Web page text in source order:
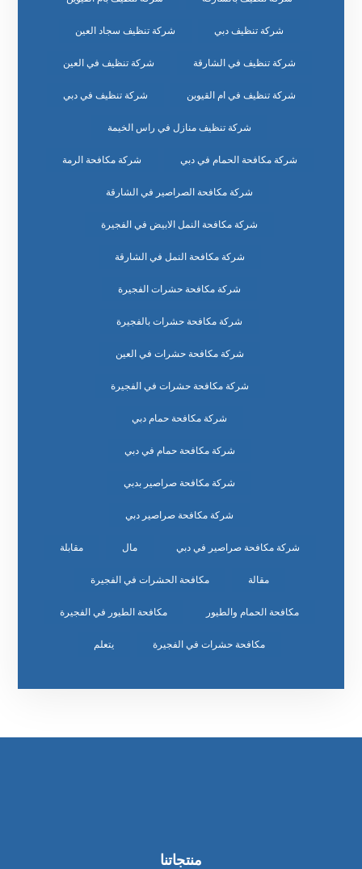
شركة تنظيف دبي شركة تنظيف سجاد العين
شركة تنظيف في الشارقة شركة تنظيف في العين
شركة تنظيف في ام القيوين شركة تنظيف في دبي
شركة تنظيف منازل في راس الخيمة
شركة مكافحة الحمام في دبي شركة مكافحة الرمة
شركة مكافحة الصراصير في الشارقة
شركة مكافحة النمل الابيض في الفجيرة
شركة مكافحة النمل في الشارقة
شركة مكافحة حشرات الفجيرة
شركة مكافحة حشرات بالفجيرة
شركة مكافحة حشرات في العين
شركة مكافحة حشرات في الفجيرة
شركة مكافحة حمام دبي
شركة مكافحة حمام في دبي
شركة مكافحة صراصير بدبي
شركة مكافحة صراصير دبي
شركة مكافحة صراصير في دبي مال مقابلة
مقالة مكافحة الحشرات في الفجيرة
مكافحة الحمام والطيور مكافحة الطيور في الفجيرة
مكافحة حشرات في الفجيرة يتعلم
منتجاتنا